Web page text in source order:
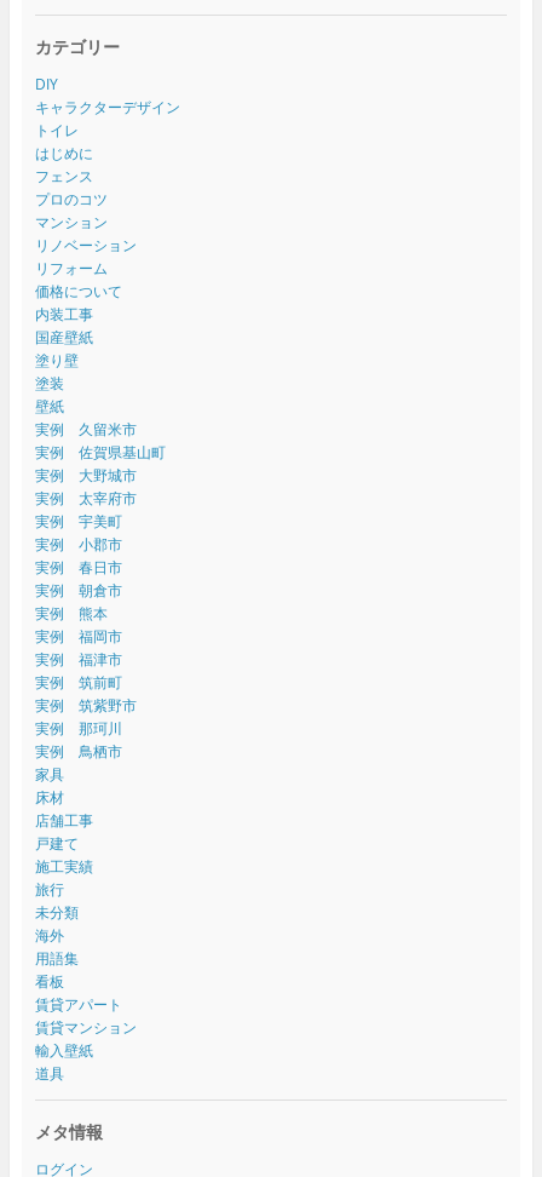
カテゴリー
DIY
キャラクターデザイン
トイレ
はじめに
フェンス
プロのコツ
マンション
リノベーション
リフォーム
価格について
内装工事
国産壁紙
塗り壁
塗装
壁紙
実例 久留米市
実例 佐賀県基山町
実例 大野城市
実例 太宰府市
実例 宇美町
実例 小郡市
実例 春日市
実例 朝倉市
実例 熊本
実例 福岡市
実例 福津市
実例 筑前町
実例 筑紫野市
実例 那珂川
実例 鳥栖市
家具
床材
店舗工事
戸建て
施工実績
旅行
未分類
海外
用語集
看板
賃貸アパート
賃貸マンション
輸入壁紙
道具
メタ情報
ログイン